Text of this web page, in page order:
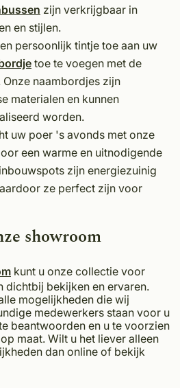
zijn verkrijgbaar in
en stijlen.
persoonlijk tintje toe aan uw
toe te voegen met de
naambordjes zijn
materialen en kunnen
worden.
uw poer 's avonds met onze
een warme en uitnodigende
zijn energiezuinig
ze perfect zijn voor
showroom
kunt u onze collectie voor
dichtbij bekijken en ervaren.
mogelijkheden die wij
medewerkers staan voor u
beantwoorden en u te voorzien
maat. Wilt u het liever alleen
dan online of bekijk